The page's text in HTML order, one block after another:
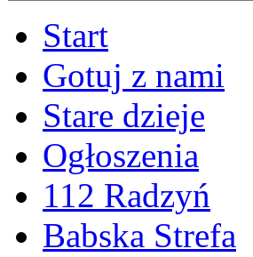
Start
Gotuj z nami
Stare dzieje
Ogłoszenia
112 Radzyń
Babska Strefa